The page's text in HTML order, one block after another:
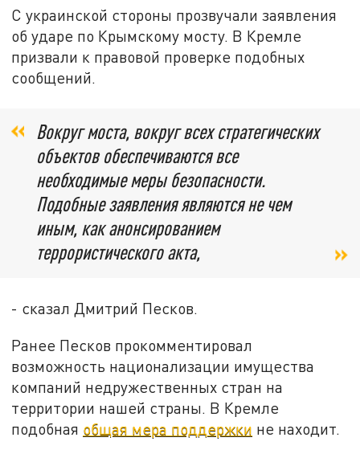
С украинской стороны прозвучали заявления
об ударе по Крымскому мосту. В Кремле
призвали к правовой проверке подобных
сообщений.
Вокруг моста, вокруг всех стратегических
объектов обеспечиваются все
необходимые меры безопасности.
Подобные заявления являются не чем
иным, как анонсированием
террористического акта,
- сказал Дмитрий Песков.
Ранее Песков прокомментировал
возможность национализации имущества
компаний недружественных стран на
территории нашей страны. В Кремле
подобная общая мера поддержки не находит.